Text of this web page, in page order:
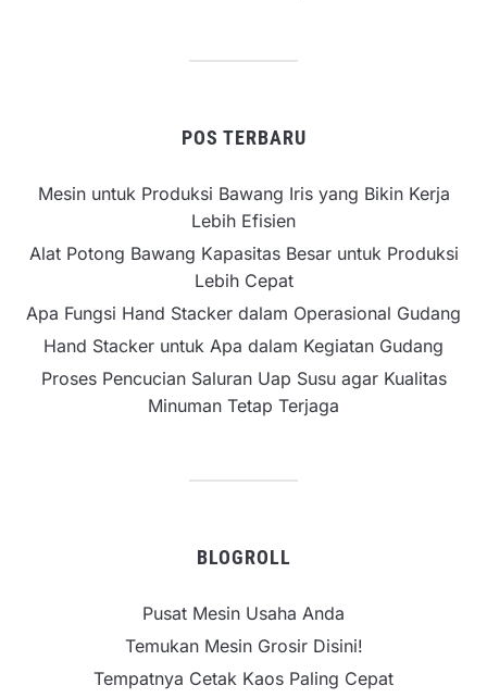
POS TERBARU
Mesin untuk Produksi Bawang Iris yang Bikin Kerja
Lebih Efisien
Alat Potong Bawang Kapasitas Besar untuk Produksi
Lebih Cepat
Apa Fungsi Hand Stacker dalam Operasional Gudang
Hand Stacker untuk Apa dalam Kegiatan Gudang
Proses Pencucian Saluran Uap Susu agar Kualitas
Minuman Tetap Terjaga
BLOGROLL
Pusat Mesin Usaha Anda
Temukan Mesin Grosir Disini!
Tempatnya Cetak Kaos Paling Cepat